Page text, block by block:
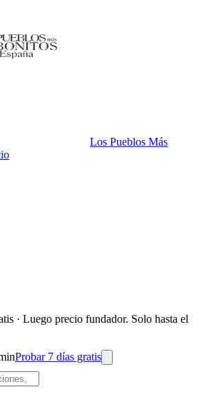
Los Pueblos Más
· Luego precio fundador. Solo hasta el
Probar 7 días gratis